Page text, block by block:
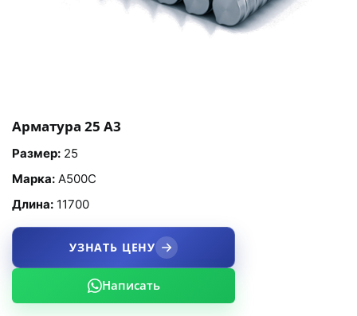
Арматура 25 А3
Размер: 25
Марка: А500С
Длина: 11700
УЗНАТЬ ЦЕНУ
Написать